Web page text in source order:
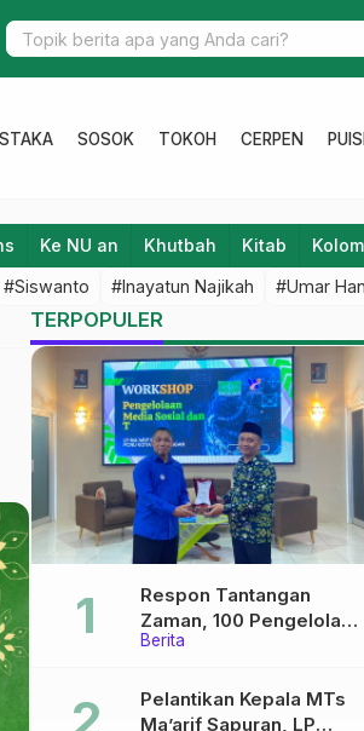
Haji Pati Tahun 2026 Tembus 1.387 Porsi
SOSOK TOKOH CERPEN
Ke NU an Khutbah Kitab Kolom
#Siswanto #Inayatun Najikah #Umar
TERPOPULER
Berita
Respon Tantangan
Zaman, 100 Pengelola
Medsos Sekolah Ma’arif
Pelatihan Literasi Digital
Pelantikan Kepala MTs
Ma’arif Sapuran, LP